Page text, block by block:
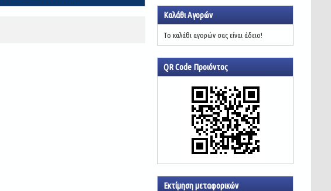
Καλάθι Αγορών
Το καλάθι αγορών σας είναι άδειο!
QR Code Προιόντος
Εκτίμηση μεταφορικών